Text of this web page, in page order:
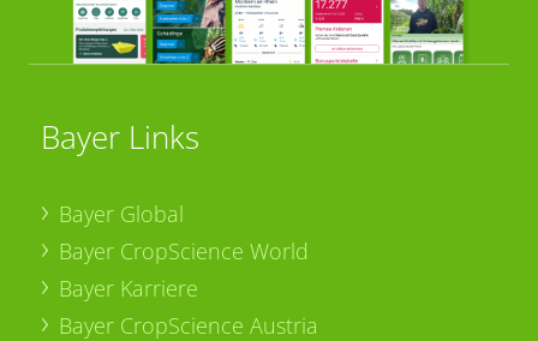
Bayer Links
Bayer Global
Bayer CropScience World
Bayer Karriere
Bayer CropScience Austria